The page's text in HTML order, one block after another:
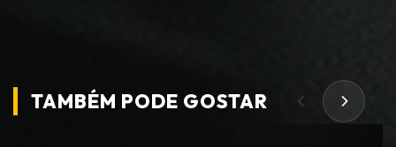
TAMBÉM PODE GOSTAR